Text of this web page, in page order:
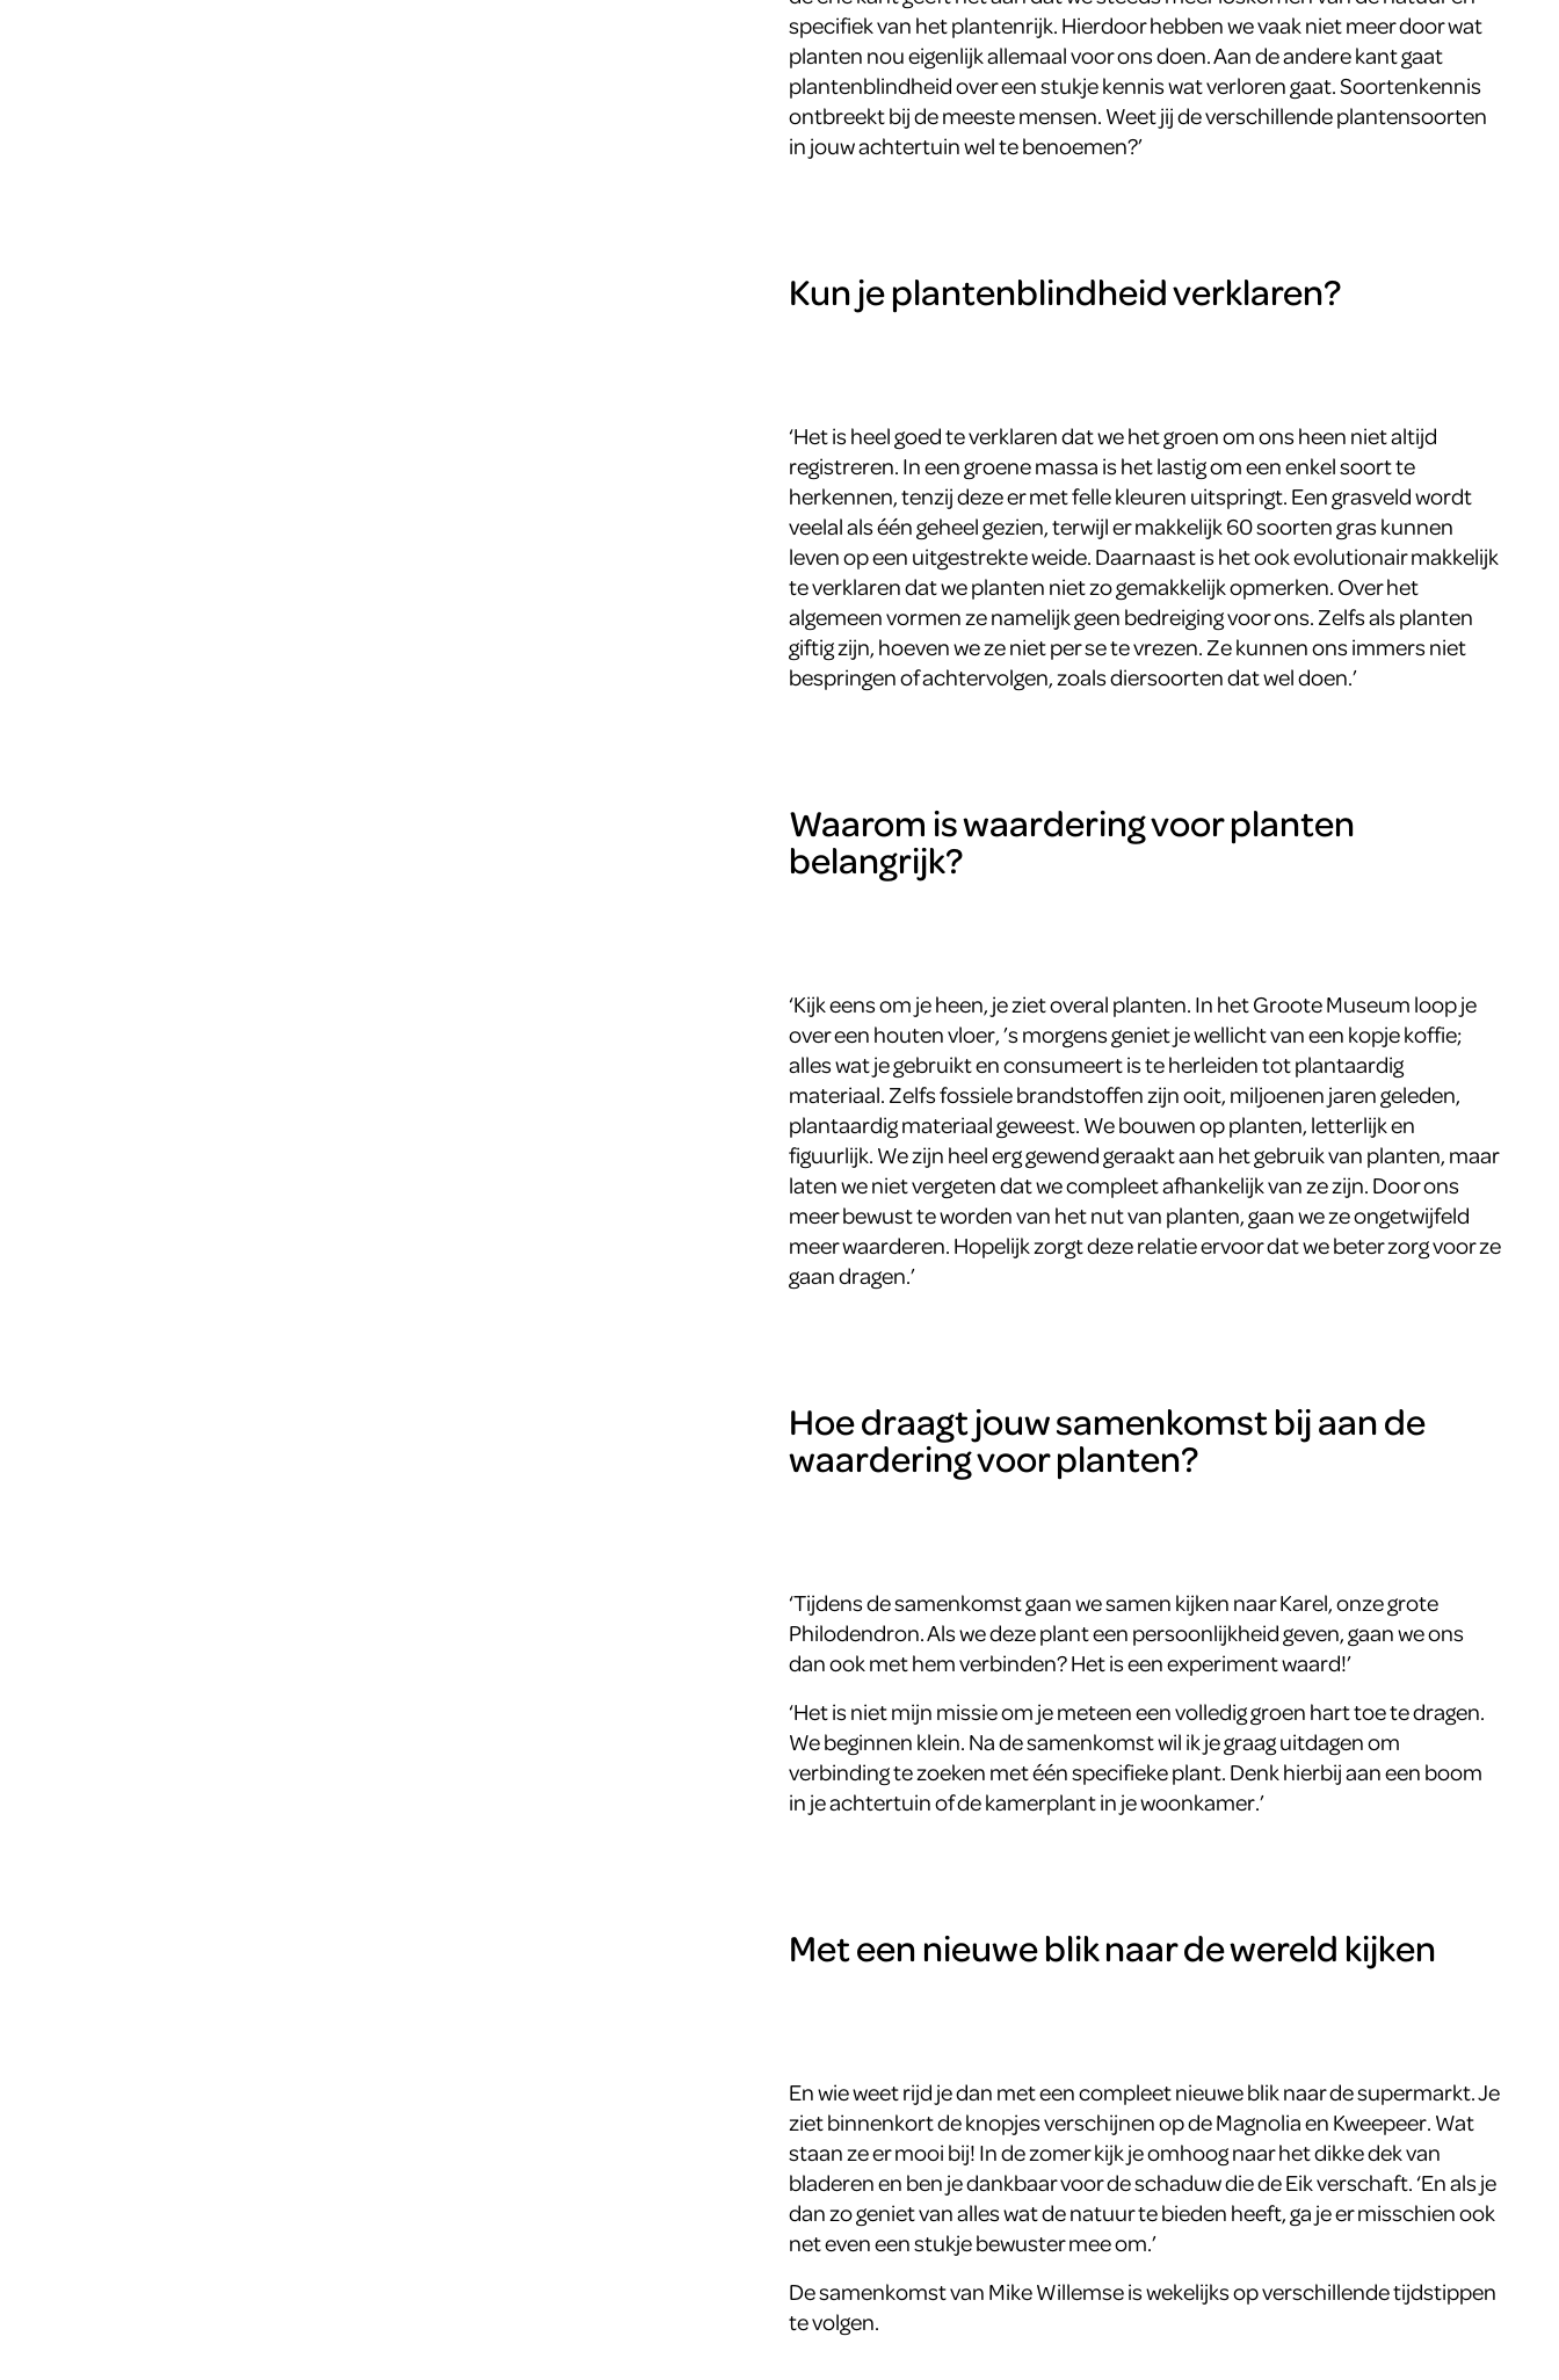
specifiek van het plantenrijk. Hierdoor hebben we vaak niet meer door wat
planten nou eigenlijk allemaal voor ons doen. Aan de andere kant gaat
plantenblindheid over een stukje kennis wat verloren gaat. Soortenkennis
ontbreekt bij de meeste mensen. Weet jij de verschillende plantensoorten
in jouw achtertuin wel te benoemen?’
Kun je plantenblindheid verklaren?
‘Het is heel goed te verklaren dat we het groen om ons heen niet altijd
registreren. In een groene massa is het lastig om een enkel soort te
herkennen, tenzij deze er met felle kleuren uitspringt. Een grasveld wordt
veelal als één geheel gezien, terwijl er makkelijk 60 soorten gras kunnen
leven op een uitgestrekte weide. Daarnaast is het ook evolutionair makkelijk
te verklaren dat we planten niet zo gemakkelijk opmerken. Over het
algemeen vormen ze namelijk geen bedreiging voor ons. Zelfs als planten
giftig zijn, hoeven we ze niet per se te vrezen. Ze kunnen ons immers niet
bespringen of achtervolgen, zoals diersoorten dat wel doen.’
Waarom is waardering voor planten
belangrijk?
‘Kijk eens om je heen, je ziet overal planten. In het Groote Museum loop je
over een houten vloer, ’s morgens geniet je wellicht van een kopje koffie;
alles wat je gebruikt en consumeert is te herleiden tot plantaardig
materiaal. Zelfs fossiele brandstoffen zijn ooit, miljoenen jaren geleden,
plantaardig materiaal geweest. We bouwen op planten, letterlijk en
figuurlijk. We zijn heel erg gewend geraakt aan het gebruik van planten, maar
laten we niet vergeten dat we compleet afhankelijk van ze zijn. Door ons
meer bewust te worden van het nut van planten, gaan we ze ongetwijfeld
meer waarderen. Hopelijk zorgt deze relatie ervoor dat we beter zorg voor ze
gaan dragen.’
Hoe draagt jouw samenkomst bij aan de
waardering voor planten?
‘Tijdens de samenkomst gaan we samen kijken naar Karel, onze grote
Philodendron. Als we deze plant een persoonlijkheid geven, gaan we ons
dan ook met hem verbinden? Het is een experiment waard!’
‘Het is niet mijn missie om je meteen een volledig groen hart toe te dragen.
We beginnen klein. Na de samenkomst wil ik je graag uitdagen om
verbinding te zoeken met één specifieke plant. Denk hierbij aan een boom
in je achtertuin of de kamerplant in je woonkamer.’
Met een nieuwe blik naar de wereld kijken
En wie weet rijd je dan met een compleet nieuwe blik naar de supermarkt. Je
ziet binnenkort de knopjes verschijnen op de Magnolia en Kweepeer. Wat
staan ze er mooi bij! In de zomer kijk je omhoog naar het dikke dek van
bladeren en ben je dankbaar voor de schaduw die de Eik verschaft. ‘En als je
dan zo geniet van alles wat de natuur te bieden heeft, ga je er misschien ook
net even een stukje bewuster mee om.’
De samenkomst van Mike Willemse is wekelijks op verschillende tijdstippen
te volgen.